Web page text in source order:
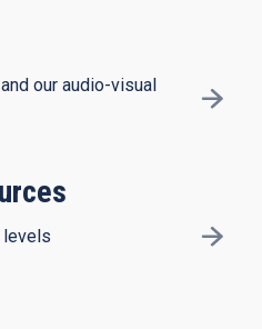
our audio-visual
levels